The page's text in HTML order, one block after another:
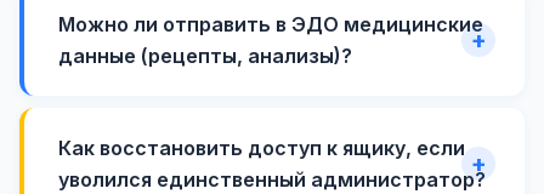
Можно ли отправить в ЭДО медицинские
данные (рецепты, анализы)?
Как восстановить доступ к ящику, если
уволился единственный администратор?